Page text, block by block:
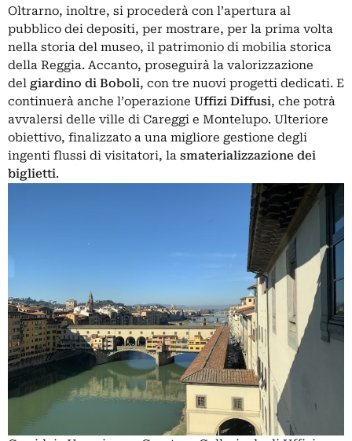
Oltrarno, inoltre, si procederà con l’apertura al
pubblico dei depositi, per mostrare, per la prima volta
nella storia del museo, il patrimonio di mobilia storica
della Reggia. Accanto, proseguirà la valorizzazione
del giardino di Boboli, con tre nuovi progetti dedicati. E
continuerà anche l’operazione Uffizi Diffusi, che potrà
avvalersi delle ville di Careggi e Montelupo. Ulteriore
obiettivo, finalizzato a una migliore gestione degli
ingenti flussi di visitatori, la smaterializzazione dei
biglietti.